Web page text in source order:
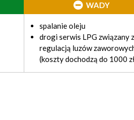
WADY
spalanie oleju
drogi serwis LPG związany z
regulacją luzów
(koszty dochodzą do 1000